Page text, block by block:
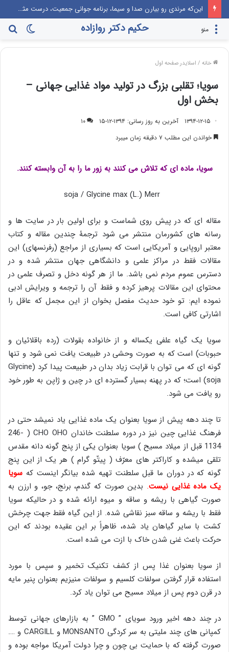
این‌که مرندی رو بیارن صدا‌ و سیما، برنامه جوانی جمعیت، درست مثل این می‌مونه که صدام رو دعوت کنن راهیان نور!
تغییر
پوسته
حکیم دکتر روازاده منو
خانه / اسلایدر صفحه اول
سویا؛ تقلبی بزرگ در تولید مواد غذایی جهانی –
بخش اول
۱۳۹۴-۱۲-۱۵ آخرین به روز رسانی: ۱۳۹۴-۱۲-۱۵
۱۰
خواندن این مطلب ۷ دقیقه زمان میبرد
سویا، ماده ای که تلاش می کنند به زور ما را به آن وابسته کنند.
soja / Glycine max (L.) Merr
مقاله ای که در پیش روی شماست و برای اولین بار در سایت ها و
رسانه های کشورمان منتشر می شود ترجمۀ چندین مقاله و کتاب
معتبر اروپایی و آمریکایی است که بسیاری از مراجع (رفرنسهای) این
مقالات فقط در مراکز علمی و دانشگاهی جهان منتشر شده و در
دسترس عموم مردم نمی باشد. ما از هر گونه دخل و تصرف علمی در
محتوای این مقالات پرهیز کرده و فقط آن را ترجمه و ویرایش ادبی
نموده ایم: تو خود حدیث مفصل بخوان از این مجمل که عاقل را
اشارتی کافی است.
سویا یک گیاه علفی یکساله و از خانواده بقولات (رده باقلائیان و
حبوبات) است که به صورت وحشی در طبیعت یافت نمی شود و تنها
گونه ای که می توان با قرابت زیاد بدان در طبیعت پیدا کرد (Glycine
soja) است؛ که در پهنه بسیار گسترده ای در چین و ژاپن به طور خود
رو یافت می شود.
تا چند دهه پیش از سویا بعنوان یک ماده غذایی یاد نمیشد حتی در
فرهنگ غذایی چین نیز در دوره سلطنت خاندان CHO OHO ( 246-
1134 قبل از میلاد مسیح ) سویا بعنوان یکی از پنج گونه دانه مقدس
تلقی میشده و کاراکتر های معرّف ( پیتّو گرام ) هر یک از این پنج
گونه که در دوران ما قبل سلطنت تهیه شده بیانگر اینست که سویا
یک ماده غذایی نیست. بدین صورت که گندم، برنج، جو، و ارزن به
صورت گیاهی با ریشه و ساقه و میوه ارائه شده و در حالیکه سویا
فقط با ریشه و ساقه سبز نقاشی شده. از این گیاه فقط جهت چرخش
کشت با سایر گیاهان یاد شده، ظاهراً بر این عقیده بودند که این
حرکت باعث غنی شدن خاک با ازت می شده است.
از سویا بعنوان غذا پس از کشف تکنیک تخمیر و سپس با مورد
استفاده قرار گرفتن سولفات کلسیم و سولفات منیزیم بعنوان پنیر مایه
در قرن دوم پس از میلاد مسیح می توان یاد کرد.
در چند دهه اخیر ورود سویای ” GMO ” به بازارهای جهانی توسط
کمپانی های چند ملیتی به سر کردگی MONSANTO و CARGILL و ….
صورت گرفته که با حمایت بی چون و چرا دولت آمریکا مواجه بوده و